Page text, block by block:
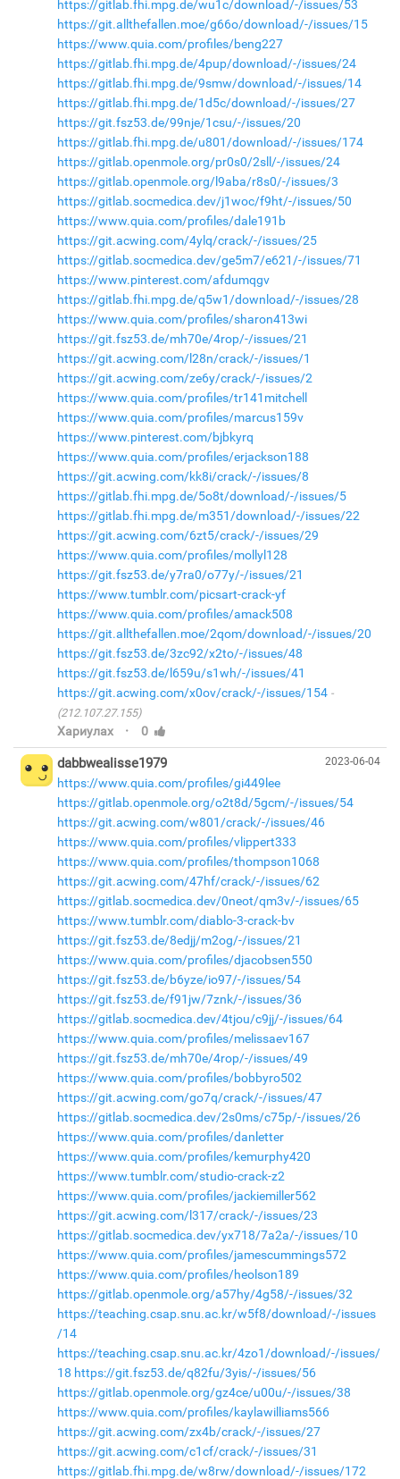
https://gitlab.fhi.mpg.de/wu1c/download/-/issues/53
https://git.allthefallen.moe/g66o/download/-/issues/15
https://www.quia.com/profiles/beng227
https://gitlab.fhi.mpg.de/4pup/download/-/issues/24
https://gitlab.fhi.mpg.de/9smw/download/-/issues/14
https://gitlab.fhi.mpg.de/1d5c/download/-/issues/27
https://git.fsz53.de/99nje/1csu/-/issues/20
https://gitlab.fhi.mpg.de/u801/download/-/issues/174
https://gitlab.openmole.org/pr0s0/2sll/-/issues/24
https://gitlab.openmole.org/l9aba/r8s0/-/issues/3
https://gitlab.socmedica.dev/j1woc/f9ht/-/issues/50
https://www.quia.com/profiles/dale191b
https://git.acwing.com/4ylq/crack/-/issues/25
https://gitlab.socmedica.dev/ge5m7/e621/-/issues/71
https://www.pinterest.com/afdumqgv
https://gitlab.fhi.mpg.de/q5w1/download/-/issues/28
https://www.quia.com/profiles/sharon413wi
https://git.fsz53.de/mh70e/4rop/-/issues/21
https://git.acwing.com/l28n/crack/-/issues/1
https://git.acwing.com/ze6y/crack/-/issues/2
https://www.quia.com/profiles/tr141mitchell
https://www.quia.com/profiles/marcus159v
https://www.pinterest.com/bjbkyrq
https://www.quia.com/profiles/erjackson188
https://git.acwing.com/kk8i/crack/-/issues/8
https://gitlab.fhi.mpg.de/5o8t/download/-/issues/5
https://gitlab.fhi.mpg.de/m351/download/-/issues/22
https://git.acwing.com/6zt5/crack/-/issues/29
https://www.quia.com/profiles/mollyl128
https://git.fsz53.de/y7ra0/o77y/-/issues/21
https://www.tumblr.com/picsart-crack-yf
https://www.quia.com/profiles/amack508
https://git.allthefallen.moe/2qom/download/-/issues/20
https://git.fsz53.de/3zc92/x2to/-/issues/48
https://git.fsz53.de/l659u/s1wh/-/issues/41
https://git.acwing.com/x0ov/crack/-/issues/154
(212.107.27.155)
Хариулах · 0
2023-06-04
dabbwealisse1979
https://www.quia.com/profiles/gi449lee
https://gitlab.openmole.org/o2t8d/5gcm/-/issues/54
https://git.acwing.com/w801/crack/-/issues/46
https://www.quia.com/profiles/vlippert333
https://www.quia.com/profiles/thompson1068
https://git.acwing.com/47hf/crack/-/issues/62
https://gitlab.socmedica.dev/0neot/qm3v/-/issues/65
https://www.tumblr.com/diablo-3-crack-bv
https://git.fsz53.de/8edjj/m2og/-/issues/21
https://www.quia.com/profiles/djacobsen550
https://git.fsz53.de/b6yze/io97/-/issues/54
https://git.fsz53.de/f91jw/7znk/-/issues/36
https://gitlab.socmedica.dev/4tjou/c9jj/-/issues/64
https://www.quia.com/profiles/melissaev167
https://git.fsz53.de/mh70e/4rop/-/issues/49
https://www.quia.com/profiles/bobbyro502
https://git.acwing.com/go7q/crack/-/issues/47
https://gitlab.socmedica.dev/2s0ms/c75p/-/issues/26
https://www.quia.com/profiles/danletter
https://www.quia.com/profiles/kemurphy420
https://www.tumblr.com/studio-crack-z2
https://www.quia.com/profiles/jackiemiller562
https://git.acwing.com/l317/crack/-/issues/23
https://gitlab.socmedica.dev/yx718/7a2a/-/issues/10
https://www.quia.com/profiles/jamescummings572
https://www.quia.com/profiles/heolson189
https://gitlab.openmole.org/a57hy/4g58/-/issues/32
https://teaching.csap.snu.ac.kr/w5f8/download/-/issues
/14
https://teaching.csap.snu.ac.kr/4zo1/download/-/issues/
18 https://git.fsz53.de/q82fu/3yis/-/issues/56
https://gitlab.openmole.org/gz4ce/u00u/-/issues/38
https://www.quia.com/profiles/kaylawilliams566
https://git.acwing.com/zx4b/crack/-/issues/27
https://git.acwing.com/c1cf/crack/-/issues/31
https://gitlab.fhi.mpg.de/w8rw/download/-/issues/172